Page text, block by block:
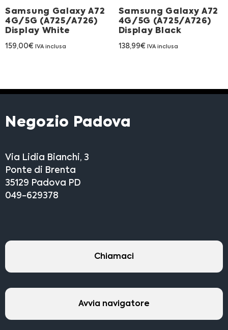
Samsung Galaxy A72
4G/5G (A725/A726)
Display White
159,00€ IVA inclusa
Samsung Galaxy A72
4G/5G (A725/A726)
Display Black
138,99€ IVA inclusa
Negozio Padova
Via Lidia Bianchi, 3
Ponte di Brenta
35129 Padova PD
049-629378
Chiamaci
Avvia navigatore